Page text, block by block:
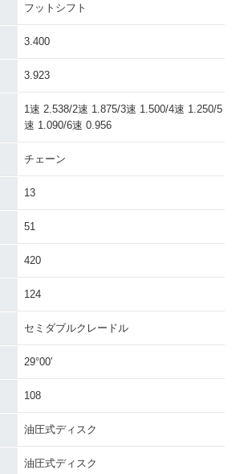
フットシフト
3.400
3.923
1速 2.538/2速 1.875/3速 1.500/4速 1.250/5
速 1.090/6速 0.956
チェーン
13
51
420
124
セミダブルクレードル
29°00′
108
油圧式ディスク
油圧式ディスク